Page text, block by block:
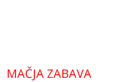
MAČJA ZABAVA